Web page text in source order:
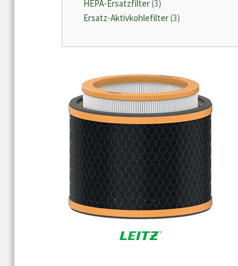
HEPA-Ersatzfilter(3)
Ersatz-Aktivkohlefilter(3)